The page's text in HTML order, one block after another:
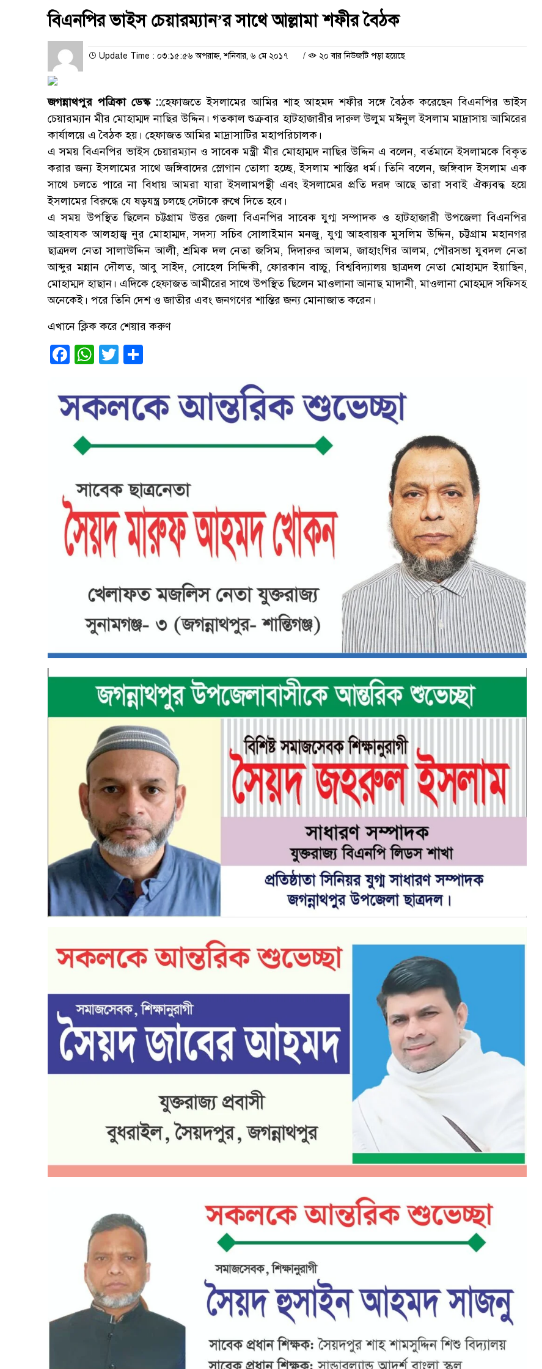
বিএনপির ভাইস চেয়ারম্যান’র সাথে আল্লামা শফীর বৈঠক
Update Time : ০৩:১৫:৫৬ অপরাহ্ন, শনিবার, ৬ মে ২০১৭ / ২০ বার নিউজটি পড়া হয়েছে
জগন্নাথপুর পত্রিকা ডেস্ক ::হেফাজতে ইসলামের আমির শাহ আহমদ শফীর সঙ্গে বৈঠক করেছেন বিএনপির ভাইস
চেয়ারম্যান মীর মোহাম্মদ নাছির উদ্দিন। গতকাল শুক্রবার হাটহাজারীর দারুল উলুম মঈনুল ইসলাম মাদ্রাসায় আমিরের
কার্যালয়ে এ বৈঠক হয়। হেফাজত আমির মাদ্রাসাটির মহাপরিচালক।
এ সময় বিএনপির ভাইস চেয়ারম্যান ও সাবেক মন্ত্রী মীর মোহাম্মদ নাছির উদ্দিন এ বলেন, বর্তমানে ইসলামকে বিকৃত
করার জন্য ইসলামের সাথে জঙ্গিবাদের স্লোগান তোলা হচ্ছে, ইসলাম শান্তির ধর্ম। তিনি বলেন, জঙ্গিবাদ ইসলাম এক
সাথে চলতে পারে না বিধায় আমরা যারা ইসলামপন্থী এবং ইসলামের প্রতি দরদ আছে তারা সবাই ঐক্যবদ্ধ হয়ে
ইসলামের বিরুদ্ধে যে ষড়যন্ত্র চলছে সেটাকে রুখে দিতে হবে।
এ সময় উপস্থিত ছিলেন চট্টগ্রাম উত্তর জেলা বিএনপির সাবেক যুগ্ম সম্পাদক ও হাটহাজারী উপজেলা বিএনপির
আহবাযক আলহাজ্ব নুর মোহাম্মদ, সদস্য সচিব সোলাইমান মনজু, যুগ্ম আহবায়ক মুসলিম উদ্দিন, চট্টগ্রাম মহানগর
ছাত্রদল নেতা সালাউদ্দিন আলী, শ্রমিক দল নেতা জসিম, দিদারুর আলম, জাহাংগির আলম, পৌরসভা যুবদল নেতা
আব্দুর মন্নান দৌলত, আবু সাইদ, সোহেল সিদ্দিকী, ফোরকান বাচ্চু, বিশ্ববিদ্যালয় ছাত্রদল নেতা মোহাম্মদ ইয়াছিন,
মোহাম্মদ হাছান। এদিকে হেফাজত আমীরের সাথে উপস্থিত ছিলেন মাওলানা আনাছ মাদানী, মাওলানা মোহম্মদ সফিসহ
অনেকেই। পরে তিনি দেশ ও জাতীর এবং জনগণের শান্তির জন্য মোনাজাত করেন।
এখানে ক্লিক করে শেয়ার করুণ
Facebook
WhatsApp
Twitter